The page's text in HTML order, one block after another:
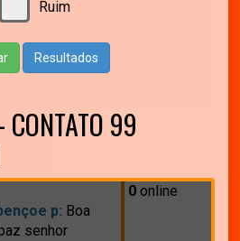
Ruim
Resultados
CONTATO 99
p: Boa
senhor
0online